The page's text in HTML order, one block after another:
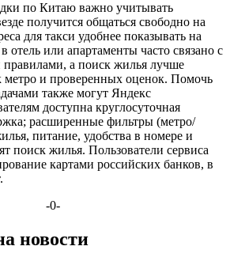
по Китаю важно учитывать
получится общаться свободно на
для такси удобнее показывать на
отель или апартаменты часто связано с
а поиск жилья лучше
метро и проверенных оценок. Помочь
также могут Яндекс
доступна круглосуточная
расширенные фильтры (метро/
питание, удобства в номере и
поиск жилья. Пользователи сервиса
картами российских банков, в
-0-
новости